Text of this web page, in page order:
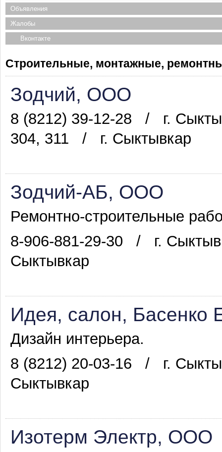
Объявления
Жалобы
Вконтакте
Строительные, монтажные,
Зодчий, ООО
8 (8212) 39-12-28 /
г.
304, 311
/ г. Сыктывкар
Зодчий-АБ, ООО
Ремонтно-строительные
8-906-881-29-30
/
г.
Сыктывкар
Идея, салон, Басенко
Дизайн интерьера.
8 (8212) 20-03-16
/
г.
Сыктывкар
Изотерм Электр, ООО